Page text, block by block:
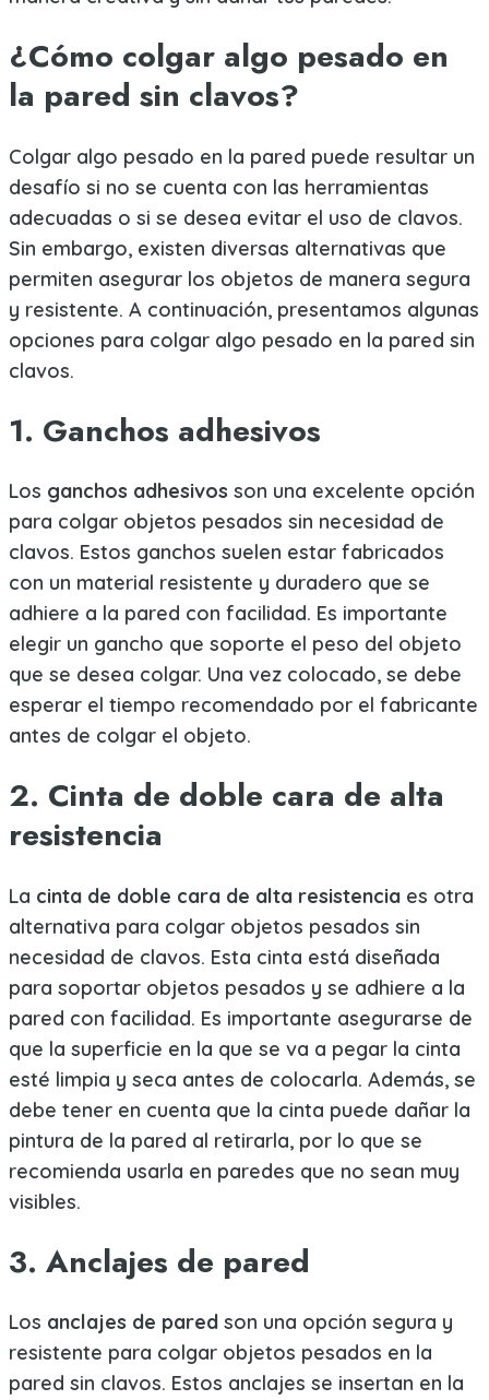
¿Cómo colgar algo pesado en
la pared sin clavos?
Colgar algo pesado en la pared puede resultar un
desafío si no se cuenta con las herramientas
adecuadas o si se desea evitar el uso de clavos.
Sin embargo, existen diversas alternativas que
permiten asegurar los objetos de manera segura
y resistente. A continuación, presentamos algunas
opciones para colgar algo pesado en la pared sin
clavos.
1. Ganchos adhesivos
Los ganchos adhesivos son una excelente opción
para colgar objetos pesados sin necesidad de
clavos. Estos ganchos suelen estar fabricados
con un material resistente y duradero que se
adhiere a la pared con facilidad. Es importante
elegir un gancho que soporte el peso del objeto
que se desea colgar. Una vez colocado, se debe
esperar el tiempo recomendado por el fabricante
antes de colgar el objeto.
2. Cinta de doble cara de alta
resistencia
La cinta de doble cara de alta resistencia es otra
alternativa para colgar objetos pesados sin
necesidad de clavos. Esta cinta está diseñada
para soportar objetos pesados y se adhiere a la
pared con facilidad. Es importante asegurarse de
que la superficie en la que se va a pegar la cinta
esté limpia y seca antes de colocarla. Además, se
debe tener en cuenta que la cinta puede dañar la
pintura de la pared al retirarla, por lo que se
recomienda usarla en paredes que no sean muy
visibles.
3. Anclajes de pared
Los anclajes de pared son una opción segura y
resistente para colgar objetos pesados en la
pared sin clavos. Estos anclajes se insertan en la